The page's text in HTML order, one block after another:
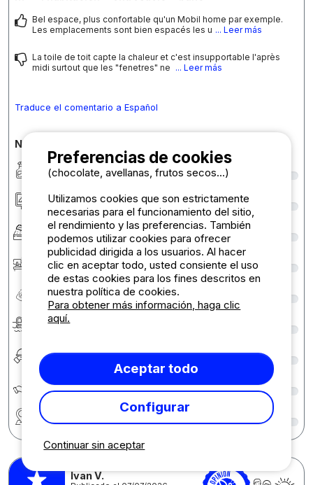
Bel espace, plus confortable qu'un Mobil home par exemple.
Les emplacements sont bien espacés les u ... Leer más
La toile de toit capte la chaleur et c'est insupportable l'après
midi surtout que les "fenetres" ne ... Leer más
Traduce el comentario a Español
Notas detalladas sobre el camping
Limpieza
Alojamiento/Parcela
Confort
Recepción
Relación calidad/precio
Zonas de baño
Écologie développement durable
Ivan V.
Continuar sin aceptar
Preferencias de cookies
(chocolate, avellanas, frutos secos...)
Utilizamos cookies que son estrictamente
necesarias para el funcionamiento del sitio,
el rendimiento y las preferencias. También
podemos utilizar cookies para ofrecer
publicidad dirigida a los usuarios. Al hacer
clic en aceptar todo, usted consiente el uso
de estas cookies para los fines descritos en
nuestra política de cookies.
Para obtener más información, haga clic
aquí.
Aceptar todo
Configurar